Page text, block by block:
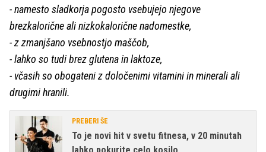
- namesto sladkorja pogosto vsebujejo njegove
brezkalorične ali nizkokalorične nadomestke,
- z zmanjšano vsebnostjo maščob,
- lahko so tudi brez glutena in laktoze,
- včasih so obogateni z določenimi vitamini in minerali ali
drugimi hranili.
PREBERI ŠE
To je novi hit v svetu fitnesa, v 20 minutah